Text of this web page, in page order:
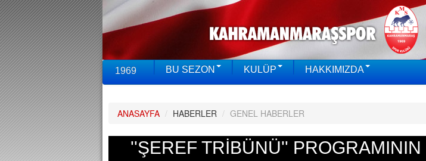
1969 BU SEZON KULÜP HAKKIMIZDA
ANASAYFA / HABERLER / GENEL HABERLER
''ŞEREF TRİBÜNÜ'' PROGRAMININ